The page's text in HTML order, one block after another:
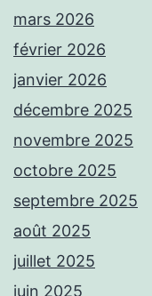
mars 2026
février 2026
janvier 2026
décembre 2025
novembre 2025
octobre 2025
septembre 2025
août 2025
juillet 2025
juin 2025